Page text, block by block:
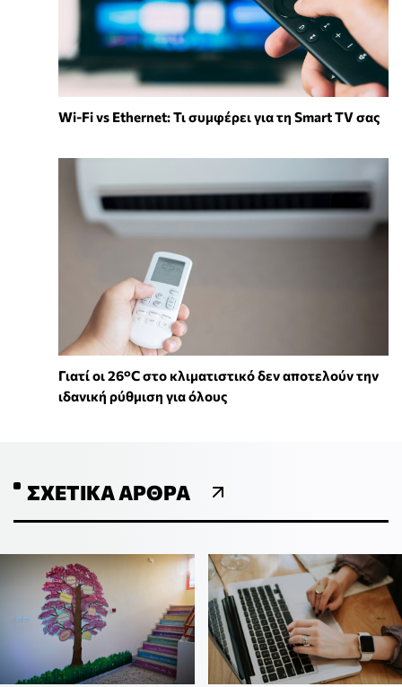
Wi-Fi vs Ethernet: Τι συμφέρει για τη Smart TV σας
Γιατί οι 26°C στο κλιματιστικό δεν αποτελούν την
ιδανική ρύθμιση για όλους
ΣΧΕΤΙΚΆ ΆΡΘΡΑ